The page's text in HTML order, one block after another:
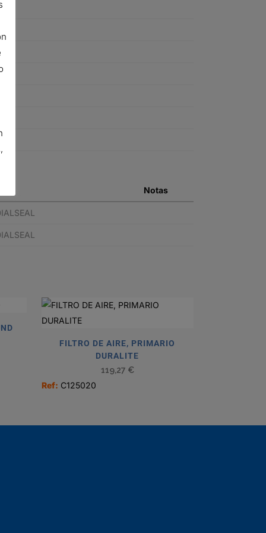
Notas
FILTRO DE AIRE, PRIMARIO
DURALITE
119,27 €
Ref: C125020